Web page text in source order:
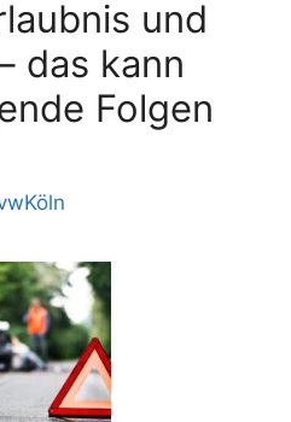
und
das kann
Folgen